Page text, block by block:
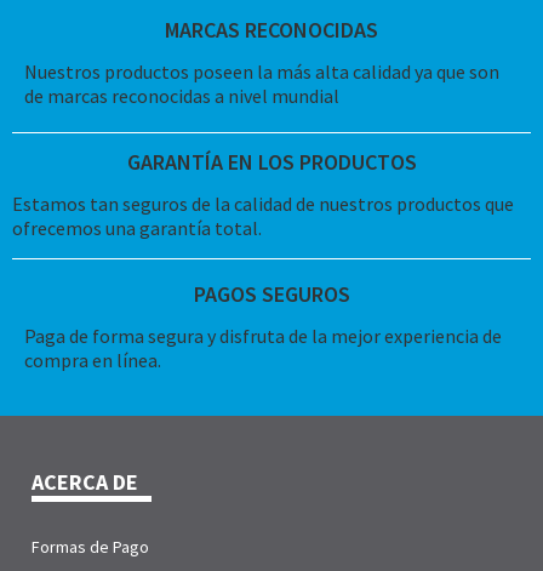
MARCAS RECONOCIDAS
Nuestros productos poseen la más alta calidad ya que son
de marcas reconocidas a nivel mundial
GARANTÍA EN LOS PRODUCTOS
Estamos tan seguros de la calidad de nuestros productos que
ofrecemos una garantía total.
PAGOS SEGUROS
Paga de forma segura y disfruta de la mejor experiencia de
compra en línea.
ACERCA DE
Formas de Pago